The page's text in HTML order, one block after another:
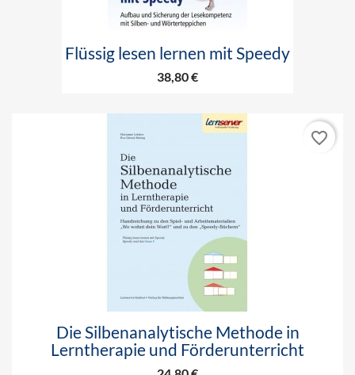
Flüssig lesen lernen mit Speedy
38,80 €
Die Silbenanalytische Methode in
Lerntherapie und Förderunterricht
favorite_border